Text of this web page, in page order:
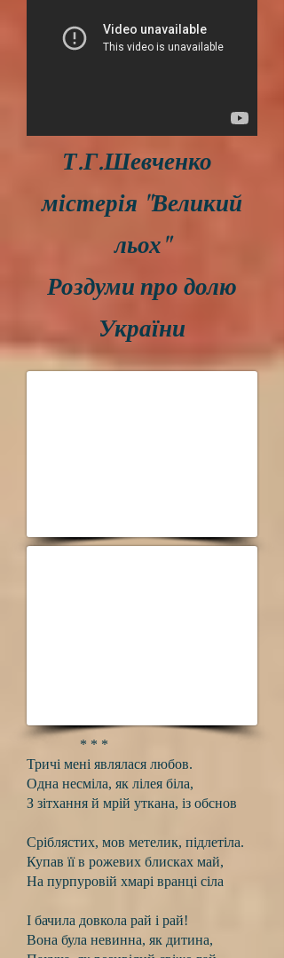
Т.Г.Шевченко
містерія "Великий
льох"
Роздуми про долю
України
* * *
Тричі мені являлася любов.
Одна несміла, як лілея біла,
З зітхання й мрій уткана, із обснов
Сріблястих, мов метелик, підлетіла.
Купав її в рожевих блисках май,
На пурпуровій хмарі вранці сіла
І бачила довкола рай і рай!
Вона була невинна, як дитина,